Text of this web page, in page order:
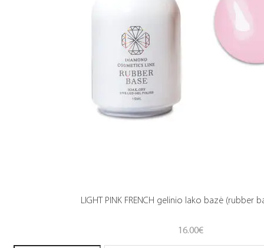
LIGHT PINK FRENCH gelinio lako bazė (rubber
16.00€